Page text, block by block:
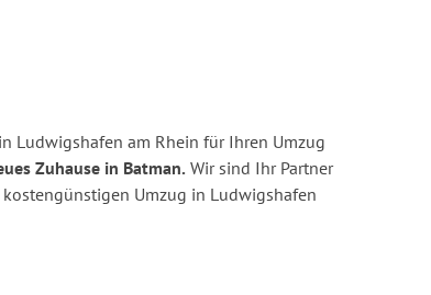
Ludwigshafen am Rhein für Ihren Umzug
Zuhause in Batman. Wir sind Ihr Partner
Umzug in Ludwigshafen